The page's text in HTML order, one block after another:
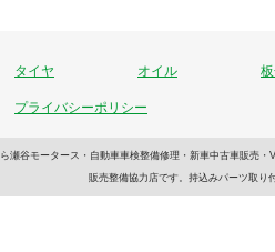
タイヤ オイル
プライバシーポリシー
谷モータース・自動車車検整備修理・新車中古車販
販売整備協力店です。持込みパーツ取